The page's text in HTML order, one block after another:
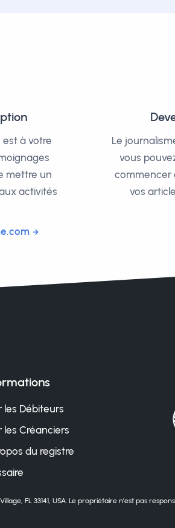
à votre
mettre un
activités
Le
vous
commencer
vos
les Débiteurs
les Créanciers
du registre
FL 33141, USA. Le propriétaire n’est pas